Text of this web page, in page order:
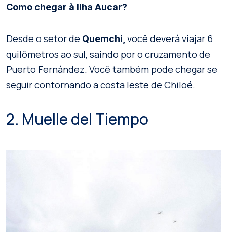
Como chegar à Ilha Aucar?
Desde o setor de Quemchi,você deverá viajar 6
quilômetros ao sul, saindo por o cruzamento de
Puerto Fernández. Você também pode chegar se
seguir contornando a costa leste de Chiloé.
2. Muelle del Tiempo